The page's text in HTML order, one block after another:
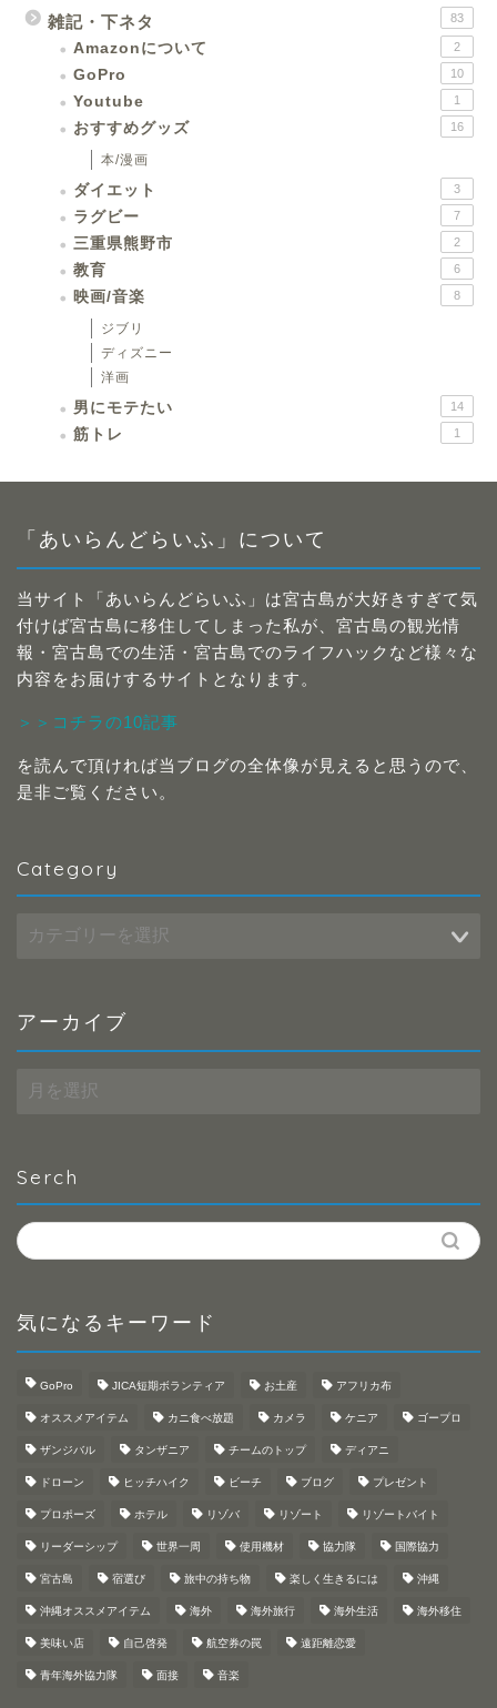
雑記・下ネタ 83
Amazonについて 2
GoPro 10
Youtube 1
おすすめグッズ 16
本/漫画
ダイエット 3
ラグビー 7
三重県熊野市 2
教育 6
映画/音楽 8
ジブリ
ディズニー
洋画
男にモテたい 14
筋トレ 1
「あいらんどらいふ」について
当サイト「あいらんどらいふ」は宮古島が大好きすぎて気
付けば宮古島に移住してしまった私が、宮古島の観光情
報・宮古島での生活・宮古島でのライフハックなど様々な
内容をお届けするサイトとなります。
＞＞コチラの10記事
を読んで頂ければ当ブログの全体像が見えると思うので、
是非ご覧ください。
Category
アーカイブ
ー
ブ
Serch
気になるキーワード
GoPro JICA短期ボランティア お土産 アフリカ布
オススメアイテム カニ食べ放題 カメラ ケニア ゴープロ
ザンジバル タンザニア チームのトップ ディアニ
ドローン ヒッチハイク ビーチ ブログ プレゼント
プロポーズ ホテル リゾバ リゾート リゾートバイト
リーダーシップ 世界一周 使用機材 協力隊 国際協力
宮古島 宿選び 旅中の持ち物 楽しく生きるには 沖縄
沖縄オススメアイテム 海外 海外旅行 海外生活 海外移住
美味い店 自己啓発 航空券の罠 遠距離恋愛
青年海外協力隊 面接 音楽